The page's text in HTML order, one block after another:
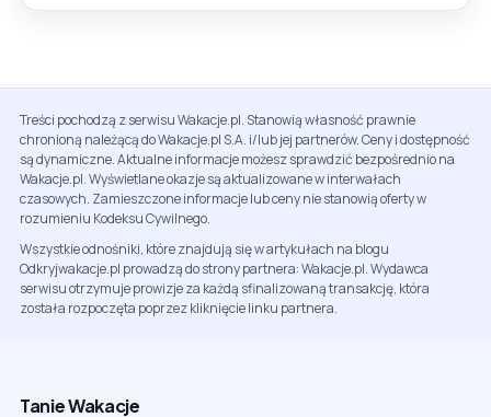
Treści pochodzą z serwisu Wakacje.pl. Stanowią własność prawnie
chronioną należącą do Wakacje.pl S.A. i/lub jej partnerów. Ceny i dostępność
są dynamiczne. Aktualne informacje możesz sprawdzić bezpośrednio na
Wakacje.pl. Wyświetlane okazje są aktualizowane w interwałach
czasowych. Zamieszczone informacje lub ceny nie stanowią oferty w
rozumieniu Kodeksu Cywilnego.
Wszystkie odnośniki, które znajdują się w artykułach na blogu
Odkryjwakacje.pl prowadzą do strony partnera: Wakacje.pl. Wydawca
serwisu otrzymuje prowizje za każdą sfinalizowaną transakcję, która
została rozpoczęta poprzez kliknięcie linku partnera.
Tanie Wakacje